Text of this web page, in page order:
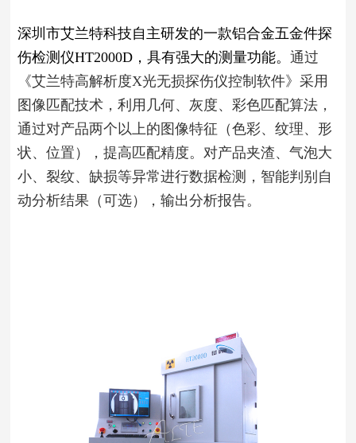
深圳市艾兰特科技自主研发的一款铝合金五金件探
伤检测仪HT2000D，具有强大的测量功能。 通过
《艾兰特高解析度X光无损探伤仪控制软件》采用
图像匹配技术，利用几何、灰度、彩色匹配算法，
通过对产品两个以上的图像特征（色彩、纹理、形
状、位置），提高匹配精度。对产品夹渣、气泡大
小、裂纹、缺损等异常进行数据检测，智能判别自
动分析结果（可选），输出分析报告。